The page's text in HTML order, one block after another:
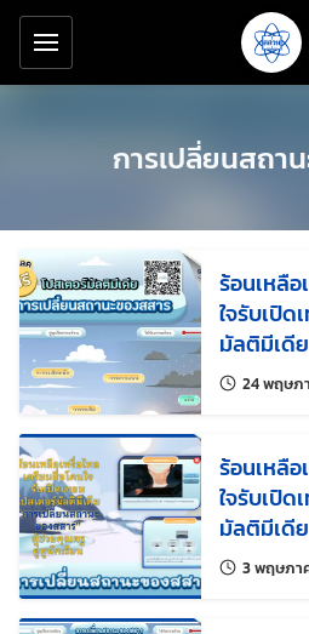
ข้ามไปยังเนื้อหาหลัก
เครื่องมือช่วยเหลือ
การเปลี่ยนสถา
ร้อนเหลือ
ใจรับเปิด
มัลติมีเดี
ของสสาร
24 พฤษภ
ร้อนเหลือ
ใจรับเปิด
มัลติมีเดี
ของสสาร
3 พฤษภา